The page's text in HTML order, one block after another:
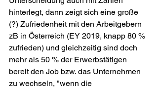
hinterlegt, dann zeigt sich eine große
(?) Zufriedenheit mit den Arbeitgebern
zB in Österreich (EY 2019, knapp 80 %
zufrieden) und gleichzeitig sind doch
mehr als 50 % der Erwerbstätigen
bereit den Job bzw. das Unternehmen
zu wechseln, "wenn die